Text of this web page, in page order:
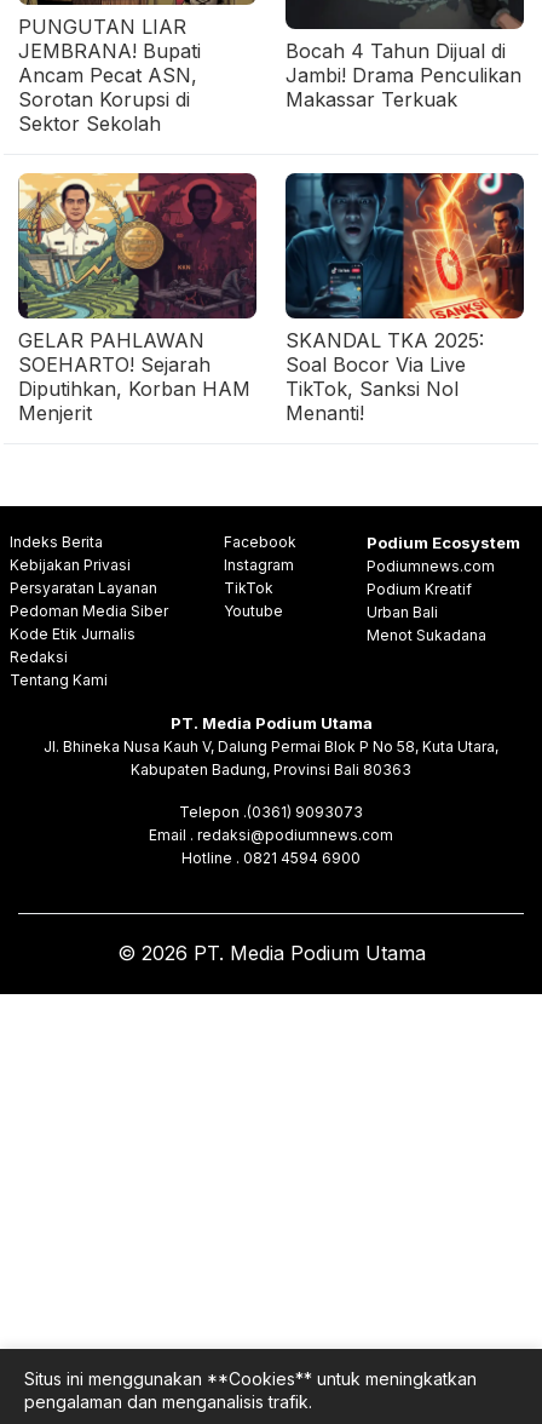
PUNGUTAN LIAR
JEMBRANA! Bupati
Ancam Pecat ASN,
Sorotan Korupsi di
Sektor Sekolah
Bocah 4 Tahun Dijual di
Jambi! Drama Penculikan
Makassar Terkuak
GELAR PAHLAWAN
SOEHARTO! Sejarah
Diputihkan, Korban HAM
Menjerit
SKANDAL TKA 2025:
Soal Bocor Via Live
TikTok, Sanksi Nol
Menanti!
Indeks Berita
Kebijakan Privasi
Persyaratan Layanan
Pedoman Media Siber
Kode Etik Jurnalis
Redaksi
Tentang Kami
Facebook
Instagram
TikTok
Youtube
Podium Ecosystem
Podiumnews.com
Podium Kreatif
Urban Bali
Menot Sukadana
PT. Media Podium Utama
Jl. Bhineka Nusa Kauh V, Dalung Permai Blok P No 58, Kuta Utara,
Kabupaten Badung, Provinsi Bali 80363
Telepon .(0361) 9093073
Email . redaksi@podiumnews.com
Hotline . 0821 4594 6900
© 2026 PT. Media Podium Utama
Situs ini menggunakan **Cookies** untuk meningkatkan
pengalaman dan menganalisis trafik.